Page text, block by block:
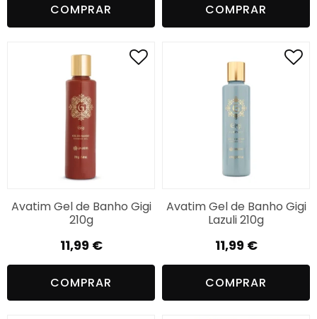
COMPRAR COMPRAR
Avatim Gel de Banho Gigi
210g
11,99 €
COMPRAR
Avatim Gel de Banho Gigi
Lazuli 210g
11,99 €
COMPRAR